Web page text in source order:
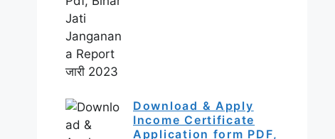
Download & Apply
Income Certificate
Application form PDF,